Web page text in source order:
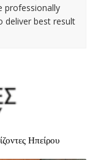
professionally
deliver best result
Ηπείρου